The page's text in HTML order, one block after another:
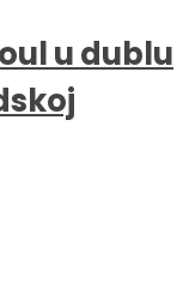
u dublu